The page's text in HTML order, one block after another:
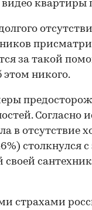
квартиры
за такой
этом никого.
Согласно
в отсутствие
столкнулся
своей
страхами